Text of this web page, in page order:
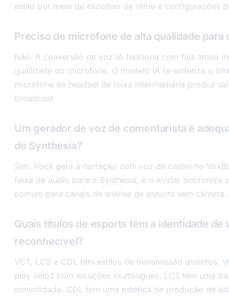
estilo por meio de escolhas de ritmo e configurações
Preciso de microfone de alta qualidade para
Não. A conversão de voz IA funciona com fala limpa
qualidade do microfone. O modelo IA re-sintetiza o
microfone de headset de faixa intermediária produz
broadcast.
Um gerador de voz de comentarista é
do Synthesia?
Sim. Você gera a narração com voz de caster no
faixa de áudio para o Synthesia, e o avatar sincroniza
comum para canais de análise de esports sem câmera.
Quais títulos de esports têm a identidade de
reconhecível?
VCT, LCS e CDL têm estilos de transmissão distintos.
play veloz com locuções multilíngues. LCS tem uma
consolidada. CDL tem uma estética de produção de